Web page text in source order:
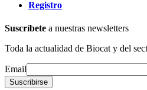
Registro
Suscríbete a nuestras newsletters
Toda la actualidad de Biocat y del
Email